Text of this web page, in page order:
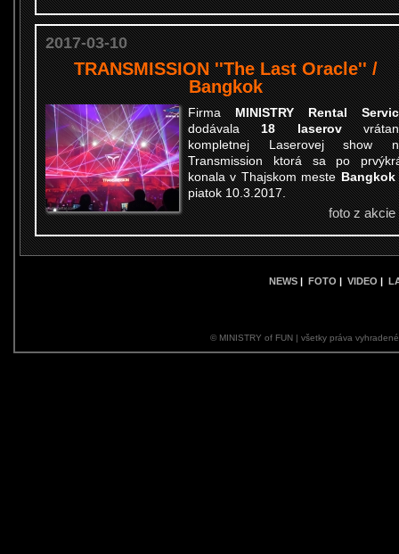
2017-03-10
TRANSMISSION ''The Last Oracle'' /
Bangkok
FirmaMINISTRY Rental
dodávala18 laserov
kompletnej Laserovej show
Transmission ktorá sa po
konala v Thajskom mesteBangkok
piatok 10.3.2017.
foto z akcie
NEWS | FOTO | VIDEO |
© MINISTRY of FUN | všetky práva